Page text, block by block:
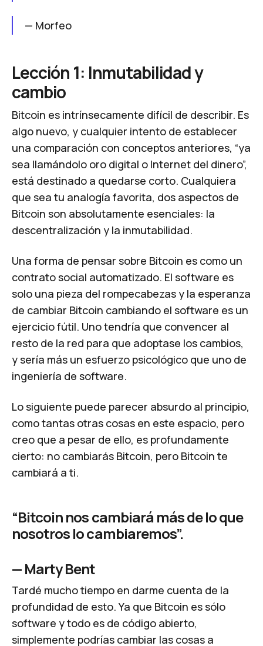
— Morfeo
Lección 1: Inmutabilidad y
cambio
Bitcoin es intrínsecamente difícil de describir. Es
algo nuevo, y cualquier intento de establecer
una comparación con conceptos anteriores, “ya
sea llamándolo oro digital o Internet del dinero”,
está destinado a quedarse corto. Cualquiera
que sea tu analogía favorita, dos aspectos de
Bitcoin son absolutamente esenciales: la
descentralización y la inmutabilidad.
Una forma de pensar sobre Bitcoin es como un
contrato social automatizado. El software es
solo una pieza del rompecabezas y la esperanza
de cambiar Bitcoin cambiando el software es un
ejercicio fútil. Uno tendría que convencer al
resto de la red para que adoptase los cambios,
y sería más un esfuerzo psicológico que uno de
ingeniería de software.
Lo siguiente puede parecer absurdo al principio,
como tantas otras cosas en este espacio, pero
creo que a pesar de ello, es profundamente
cierto: no cambiarás Bitcoin, pero Bitcoin te
cambiará a ti.
“Bitcoin nos cambiará más de lo que
nosotros lo cambiaremos”.
—Marty Bent
Tardé mucho tiempo en darme cuenta de la
profundidad de esto. Ya que Bitcoin es sólo
software y todo es de código abierto,
simplemente podrías cambiar las cosas a